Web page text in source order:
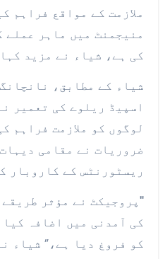
ملازمت کے مواقع فراہم
منیجمنٹ میں ماہر
کی ہے، شیاء نے مزید
شیاء کے مطابق،
لوگوں کو ملازمت فراہم
ضروریات نے مقامی
ریسٹورنٹس کے کاروبار
"پروجیکٹ نے مؤثر
کی آمدنی میں اضافہ
کو فروغ دیا ہے،” شیاء